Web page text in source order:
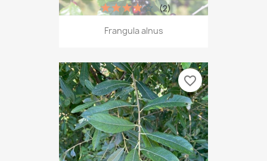
Frangula alnus
(2)
favorite_border